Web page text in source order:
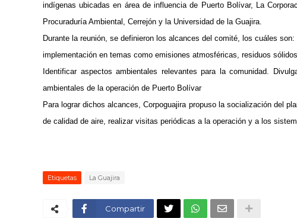
indígenas ubicadas en área de influencia de Puerto Bolívar, La
Procuraduría Ambiental, Cerrejón y la Universidad de la Guajira.
Durante la reunión, se definieron los alcances del comité, los cuáles
implementación en temas como emisiones atmosféricas, residuos
Identificar aspectos ambientales relevantes para la comunidad.
ambientales de la operación de Puerto Bolívar
Para lograr dichos alcances, Corpoguajira propuso la socialización del
de calidad de aire, realizar visitas periódicas a la operación y a los
Etiquetas La Guajira
Compartir